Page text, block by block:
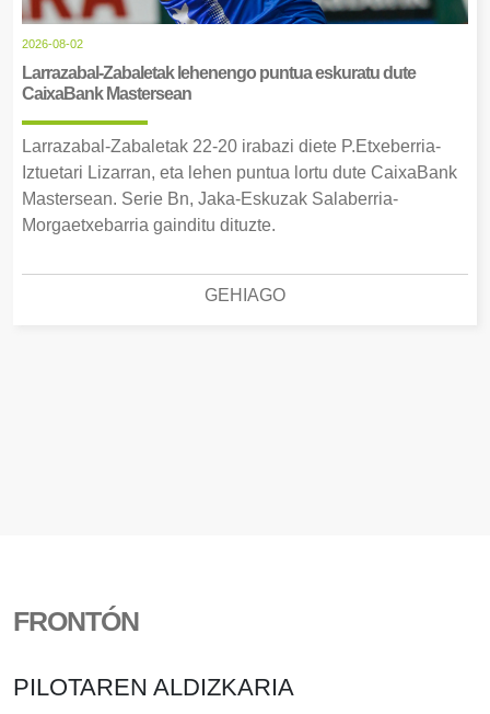
2026-08-02
Larrazabal-Zabaletak lehenengo puntua eskuratu dute
CaixaBank Mastersean
Larrazabal-Zabaletak 22-20 irabazi diete P.Etxeberria-
Iztuetari Lizarran, eta lehen puntua lortu dute CaixaBank
Mastersean. Serie Bn, Jaka-Eskuzak Salaberria-
Morgaetxebarria gainditu dituzte.
GEHIAGO
FRONTÓN
PILOTAREN ALDIZKARIA